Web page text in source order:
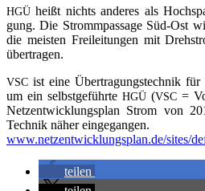
HGÜ heißt nichts ande­res als
gung. Die Stromm­pas­sa­ge Süd-Ost
die meis­ten Frei­lei­tun­gen mit
übertragen.
VSC ist eine Über­tra­gungs­tech­nik für
um ein selbst­ge­führ­te HGÜ (VSC =
Netz­ent­wick­lungs­plan Strom von
Tech­nik näher ein­ge­gan­gen.
www.netzentwicklungsplan.de/sites/
tei­len